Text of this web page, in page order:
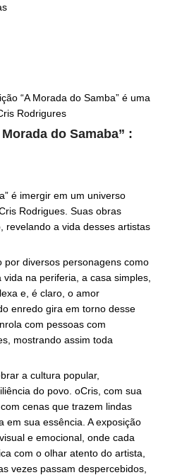
“A Morada do Samba” é uma
Rodrigures
do Samaba” :
é imergir em um universo
Rodrigues. Suas obras
revelando a vida desses artistas
diversos personagens como
na periferia, a casa simples,
e, é claro, o amor
enredo gira em torno desse
com pessoas com
mostrando assim toda
a cultura popular,
do povo. oCris, com sua
cenas que trazem lindas
em sua essência. A exposição
e emocional, onde cada
com o olhar atento do artista,
vezes passam despercebidos,